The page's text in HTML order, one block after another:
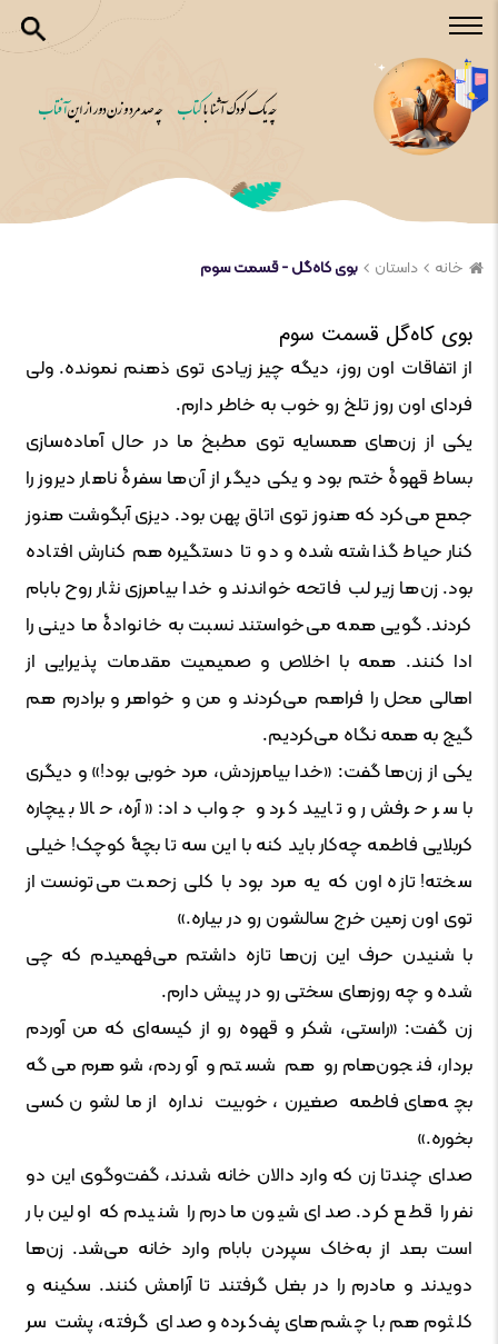
خانه داستان بوی کاه‌گل - قسمت سوم
بوی کاه‌گل قسمت سوم
از اتفاقات اون روز، دیگه چیز زیادی توی ذهنم نمونده. ولی
فردای اون روز تلخ رو خوب به خاطر دارم.
یکی از زن‌های همسایه توی مطبخ ما در حال آماده‌سازی
بساط قهوۀ ختم بود و یکی دیگر از آن‌ها سفرۀ ناهار دیروز را
جمع می‌کرد که هنوز توی اتاق پهن بود. دیزی آبگوشت هنوز
کنار حیاط گذاشته شده و دو تا دستگیره هم کنارش افتاده
بود. زن‌ها زیر لب فاتحه خواندند و خدا بیامرزی نثار روح بابام
کردند. گویی همه می‌خواستند نسبت به خانوادۀ ما دینی را
ادا کنند. همه با اخلاص و صمیمیت مقدمات پذیرایی از
اهالی محل را فراهم می‌کردند و من و خواهر و برادرم هم
گیج به همه نگاه می‌کردیم.
یکی از زن‌ها گفت: «خدا بیامرزدش، مرد خوبی بود!» و دیگری
با سر حرفش رو تایید کرد و جواب داد: «آره، حالا بیچاره
کربلایی فاطمه چه‌کار باید کنه با این سه تا بچۀ کوچک! خیلی
سخته! تازه اون که یه مرد بود با کلی زحمت می‌تونست از
توی اون زمین خرج سالشون رو در بیاره.»
با شنیدن حرف این زن‌ها تازه داشتم می‌فهمیدم که چی
شده و چه روزهای سختی رو در پیش دارم.
زن گفت: «راستی، شکر و قهوه رو از کیسه‌ای که من آوردم
بردار، فنجون‌هام رو هم شستم و آوردم، شوهرم می‌گه
بچه‌های فاطمه صغیرن، خوبیت نداره از مالشون کسی
بخوره.»
صدای چندتا زن که وارد دالان خانه شدند، گفت‌وگوی این دو
نفر را قطع کرد. صدای شیون مادرم را شنیدم که اولین بار
است بعد از به‌خاک سپردن بابام وارد خانه می‌شد. زن‌ها
دویدند و مادرم را در بغل گرفتند تا آرامش کنند. سکینه و
کلثوم هم با چشم‌های پف‌کرده و صدای گرفته، پشت سر